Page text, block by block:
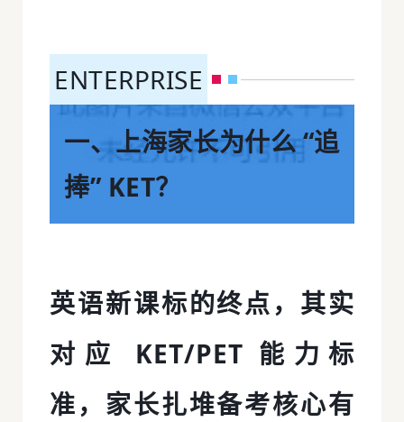
ENTERPRISE
一、上海家长为什么 “追
捧” KET？
英语新课标的终点，其实
对应 KET/PET 能力标
准，家长扎堆备考核心有